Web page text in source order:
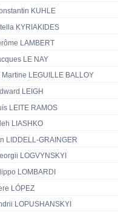
KUHLE
KYRIAKIDES
LAMBERT
LE NAY
Martine LEGUILLE BALLOY
LEIGH
LEITE RAMOS
LIASHKO
LIDDELL-GRAINGER
LOGVYNSKYI
LOMBARDI
LÓPEZ
LOPUSHANSKYI